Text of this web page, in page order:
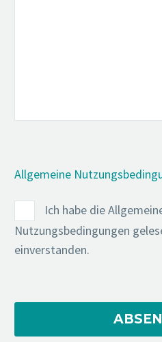
Allgemeine
Ich habe die
Nutzungsbedingungen
einverstanden.